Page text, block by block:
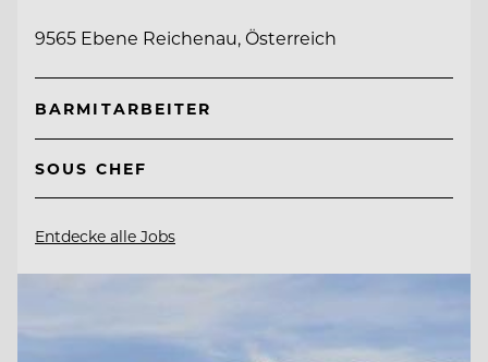
9565 Ebene Reichenau, Österreich
BARMITARBEITER
SOUS CHEF
Entdecke alle Jobs